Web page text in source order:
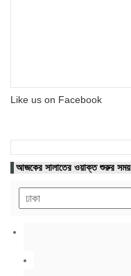
Like us on Facebook
আজকের সালাতের ওয়াক্ত শুরুর সময়